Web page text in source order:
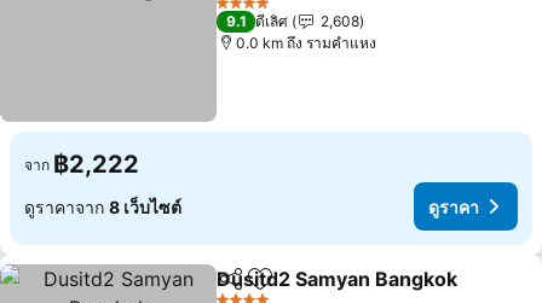
4 ดาว
9.1 ดีเลิศ
2,608
0.0 km ถึง รามคำแหง
จาก ฿2,222
ดูราคาจาก 8 เว็บไซต์ ดูราคา
แชร์ เพิ่มในรายการโปรด
Dusitd2 Samyan Bangkok